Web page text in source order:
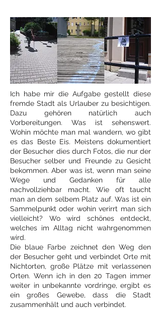
Ich habe mir die Aufgabe gestellt diese
fremde Stadt als Urlauber zu besichtigen.
Dazu gehören natürlich auch
Vorbereitungen. Was ist sehenswert.
Wohin möchte man mal wandern, wo gibt
es das Beste Eis. Meistens dokumentiert
der Besucher dies durch Fotos, die nur der
Besucher selber und Freunde zu Gesicht
bekommen. Aber was ist, wenn man seine
Wege und Gedanken für alle
nachvollziehbar macht. Wie oft taucht
man an dem selbem Platz auf. Was ist ein
Sammelpunkt oder wohin verirrt man sich
vielleicht? Wo wird schönes entdeckt,
welches im Alltag nicht wahrgenommen
wird.
Die blaue Farbe zeichnet den Weg den
der Besucher geht und verbindet Orte mit
Nichtorten, große Plätze mit verlassenen
Orten. Wenn ich in den 20 Tagen immer
weiter in unbekannte vordringe, ergibt es
ein großes Gewebe, dass die Stadt
zusammenhält und auch verbindet.